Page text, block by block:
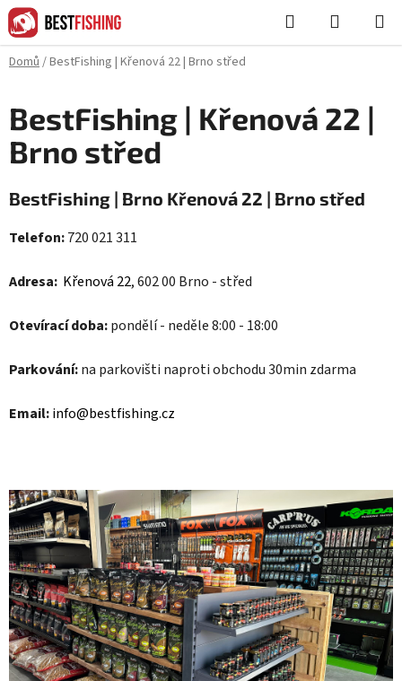
Přejít
na
obsah
Hledat
KOŠÍK
Domů/BestFishing | Křenová 22 | Brno střed
BestFishing | Křenová 22 |
Brno střed
BestFishing | Brno Křenová 22 | Brno střed
Telefon:720 021 311
Adresa: Křenová 22, 602 00 Brno - střed
Otevírací doba:pondělí - neděle 8:00 - 18:00
Parkování:na parkovišti naproti obchodu 30min zdarma
Email:info@bestfishing.cz